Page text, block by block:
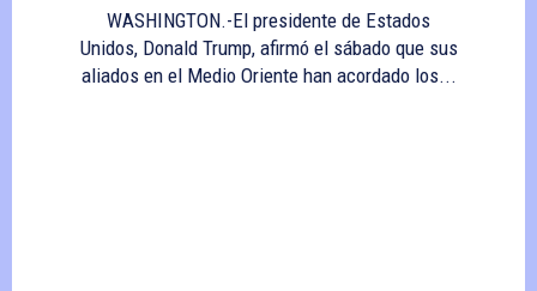
WASHINGTON.-El presidente de Estados
Unidos, Donald Trump, afirmó el sábado que sus
aliados en el Medio Oriente han acordado los...